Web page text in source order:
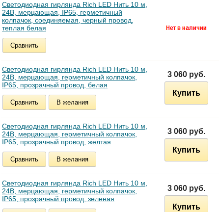
Светодиодная гирлянда Rich LED Нить 10 м,
24В, мерцающая, IP65, герметичный
колпачок, соединяемая, черный провод,
теплая белая
Сравнить
Светодиодная гирлянда Rich LED Нить 10 м,
24В, мерцающая, герметичный колпачок,
IP65, прозрачный провод, белая
Сравнить В желания
3 060 руб.
Купить
Светодиодная гирлянда Rich LED Нить 10 м,
24В, мерцающая, герметичный колпачок,
IP65, прозрачный провод, желтая
Сравнить В желания
3 060 руб.
Купить
Светодиодная гирлянда Rich LED Нить 10 м,
24В, мерцающая, герметичный колпачок,
IP65, прозрачный провод, зеленая
3 060 руб.
Купить